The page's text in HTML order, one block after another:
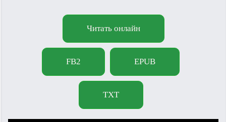
Читать онлайн
FB2 EPUB
TXT